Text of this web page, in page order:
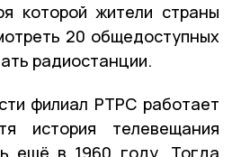
которой жители страны
20 общедоступных
радиостанции.
филиал РТРС работает
история телевещания